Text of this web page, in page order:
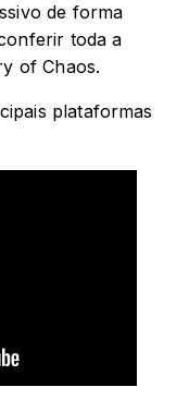
de forma
toda a
of Chaos.
plataformas